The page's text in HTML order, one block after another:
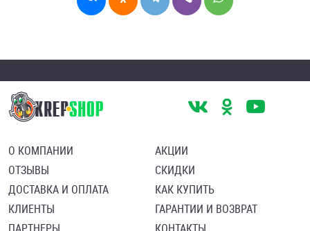
О КОМПАНИИ
ОТЗЫВЫ
ДОСТАВКА И ОПЛАТА
КЛИЕНТЫ
АКЦИИ
СКИДКИ
КАК КУПИТЬ
ГАРАНТИИ И ВОЗВРАТ